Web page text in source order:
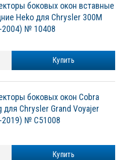
боковых окон вставные
Heko для Chrysler 300M
2004) № 10408
Купить
боковых окон Cobra
для Chrysler Grand Voyajer
2019) № C51008
Купить